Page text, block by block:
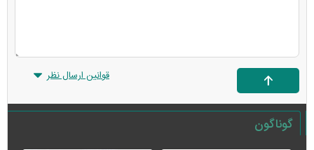
قوانین ارسال نظر
گوناگون